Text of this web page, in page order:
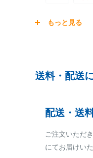
※商品代金
商品合計金額
もっと見る
送料・配送
配送・送
ご注文いただ
にてお届けいた